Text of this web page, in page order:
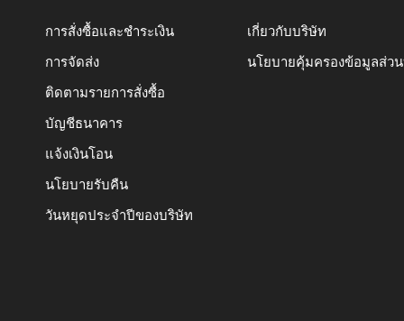
การสั่งซื้อและชำระเงิน
การจัดส่ง
ติดตามรายการสั่งซื้อ
บัญชีธนาคาร
แจ้งเงินโอน
นโยบายรับคืน
วันหยุดประจำปีของบริษัท
เกี่ยวกับบริษัท
นโยบายคุ้มครองข้อมูลส่ว